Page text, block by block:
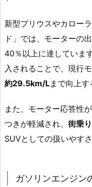
新型プリウスやカロー
ド」では、モーターの
40％以上に達していま
入されることで、現行
約29.5km/Lまで向上す
また、モーター応答性
つきが軽減され、 街乗
SUVとしての扱いやす
ガソリンエンジン